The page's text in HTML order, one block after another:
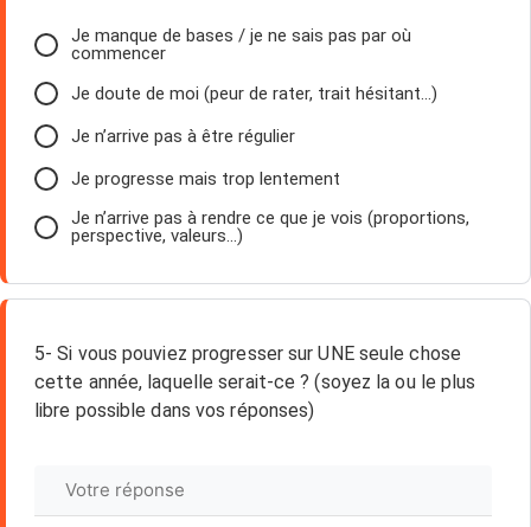
Je manque de bases / je ne sais pas par où
commencer
Je doute de moi (peur de rater, trait hésitant…)
Je n’arrive pas à être régulier
Je progresse mais trop lentement
Je n’arrive pas à rendre ce que je vois (proportions,
perspective, valeurs…)
5- Si vous pouviez progresser sur UNE seule chose
cette année, laquelle serait-ce ? (soyez la ou le plus
libre possible dans vos réponses)